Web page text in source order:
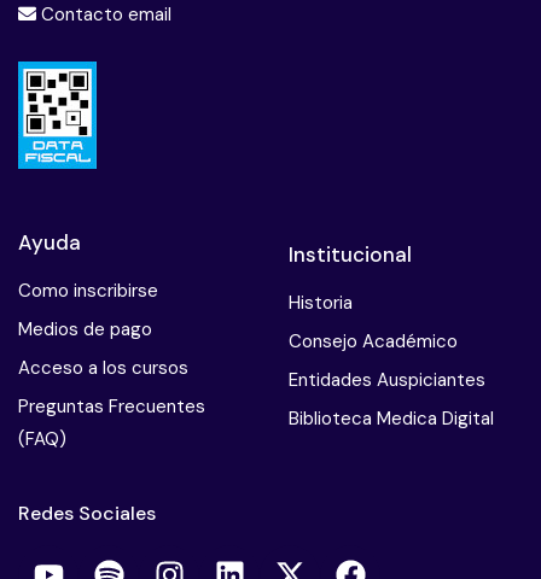
Contacto email
Ayuda
Como inscribirse
Medios de pago
Acceso a los cursos
Preguntas Frecuentes
(FAQ)
Institucional
Historia
Consejo Académico
Entidades Auspiciantes
Biblioteca Medica Digital
Redes Sociales